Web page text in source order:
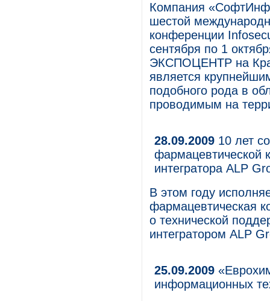
Компания
шестой
конференции
сентября по 1
ЭКСПОЦЕНТР на
является
подобного рода в
проводимым на
28.09.2009 10 лет
фармацевтической
интегратора ALP
В этом году
фармацевтическая
о технической
интегратором ALP
25.09.2009
информационных